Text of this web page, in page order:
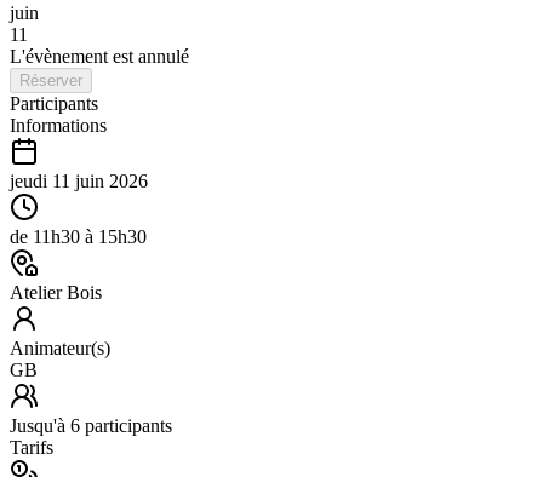
juin
11
L'évènement est annulé
Réserver
Participants
Informations
jeudi 11 juin 2026
de 11h30 à 15h30
Atelier Bois
Animateur(s)
GB
Jusqu'à 6 participants
Tarifs